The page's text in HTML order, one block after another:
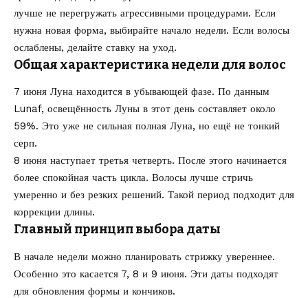
лучше не перегружать агрессивными процедурами. Если
нужна новая форма, выбирайте начало недели. Если волосы
ослаблены, делайте ставку на уход.
Общая характеристика недели для волос
7 июня Луна находится в убывающей фазе. По данным
Lunaf, освещённость Луны в этот день составляет около
59%. Это уже не сильная полная Луна, но ещё не тонкий
серп.
8 июня наступает третья четверть. После этого начинается
более спокойная часть цикла. Волосы лучше стричь
умеренно и без резких решений. Такой период подходит для
коррекции длины.
Главный принцип выбора даты
В начале недели можно планировать стрижку увереннее.
Особенно это касается 7, 8 и 9 июня. Эти даты подходят
для обновления формы и кончиков.